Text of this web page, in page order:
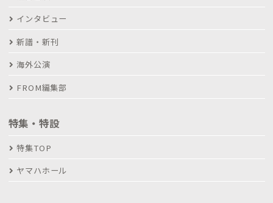
インタビュー
新譜・新刊
海外公演
FROM編集部
特集・特設
特集TOP
ヤマハホール